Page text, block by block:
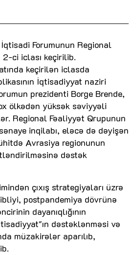
Forumunun Regional
ci iclası keçirilib.
keçirilən iclasda
İqtisadiyyat naziri
prezidenti Borge Brende,
ölkədən yüksək səviyyəli
Regional Fəaliyyət Qrupunun
inqilabı, eləcə də dəyişən
Avrasiya regionunun
dəstək
çıxış strategiyaları üzrə
postpandemiya dövrünə
dayanıqlığının
dəstəklənməsi və
müzakirələr aparılıb,